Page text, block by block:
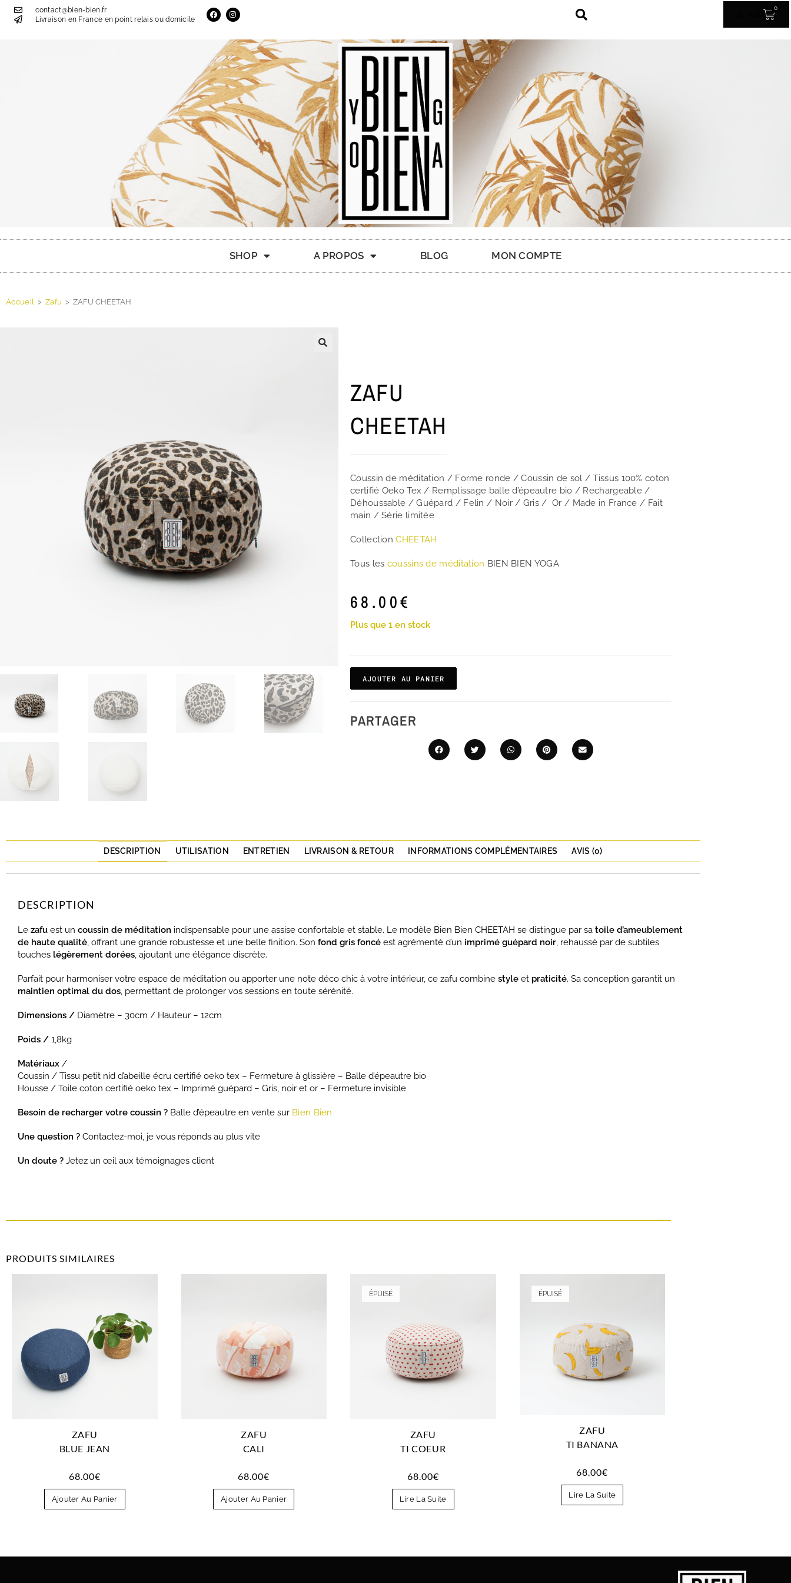
contact@bien-bien.fr
Livraison en France en point relais ou domicile
0
SHOP A PROPOS BLOG MON COMPTE
Accueil > Zafu > ZAFU CHEETAH
ZAFU
CHEETAH
Coussin de méditation / Forme ronde / Coussin de sol / Tissus 100% coton
certifié Oeko Tex / Remplissage balle d’épeautre bio / Rechargeable /
Déhoussable / Guépard / Felin / Noir / Gris / Or / Made in France / Fait
main / Série limitée
CollectionCHEETAH
Tous les coussins de méditation BIEN BIEN YOGA
68.00€
Plus que 1 en stock
AJOUTER AU PANIER
PARTAGER
DESCRIPTION UTILISATION ENTRETIEN LIVRAISON & RETOUR INFORMATIONS COMPLÉMENTAIRES AVIS (0)
DESCRIPTION
Le zafu est un coussin de méditation indispensable pour une assise confortable et stable. Le modèle Bien Bien CHEETAH se distingue par sa toile d’ameublement
de haute qualité, offrant une grande robustesse et une belle finition. Son fond gris foncé est agrémenté d’un imprimé guépard noir, rehaussé par de subtiles
touches légèrement dorées, ajoutant une élégance discrète.
Parfait pour harmoniser votre espace de méditation ou apporter une note déco chic à votre intérieur, ce zafu combine style et praticité. Sa conception garantit un
maintien optimal du dos, permettant de prolonger vos sessions en toute sérénité.
Dimensions / Diamètre – 30cm / Hauteur – 12cm
Poids / 1,8kg
Matériaux /
Coussin / Tissu petit nid d’abeille écru certifié oeko tex – Fermeture à glissière – Balle d’épeautre bio
Housse / Toile coton certifié oeko tex – Imprimé guépard – Gris, noir et or – Fermeture invisible
Besoin de recharger votre coussin ? Balle d’épeautre en vente sur Bien Bien
Une question ? Contactez-moi, je vous réponds au plus vite
Un doute ? Jetez un œil aux témoignages client
PRODUITS SIMILAIRES
ZAFU
BLUE JEAN
68.00€
Ajouter Au Panier
ZAFU
CALI
68.00€
Ajouter Au Panier
ÉPUISÉ
ZAFU
TI COEUR
68.00€
Lire La Suite
ÉPUISÉ
ZAFU
TI BANANA
68.00€
Lire La Suite